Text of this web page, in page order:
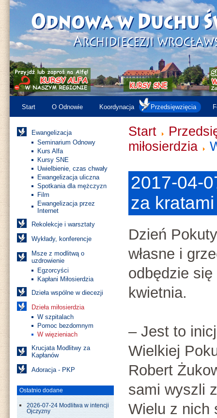
Start O Odnowie Koordynacja Przedsięwzięcia
Ewangelizacja
Seminarium Odnowy
Kurs Alfa
Kursy SNE
Uwielbienie, czas chwały
Ewangelizacja uliczna
Spotkania dla mężczyzn
Film
Ewangelizacja przez
Internet
Rekolekcje i warsztaty
Wykłady, konferencje
Msze z modlitwą o
uzdrowienie
Egzorcyści
Kapłani Miłosierdzia
Dzieła wspólne w diecezji
Dzieła miłosierdzia
W szpitalach
Pomoc bezdomnym
W więzieniach
Krucjata Modlitwy za
Kapłanów
Adoracja - PKP
Ostatnio dodane
2026-07-24 Modlitwa w intencji
Ojczyzny
Start
miłosierdzia
2017-04-
za
Dzień
własne i
odbędzie się
kwietnia.
– Jest to
Wielkiej
Robert
sami wyszli
Wielu z nich